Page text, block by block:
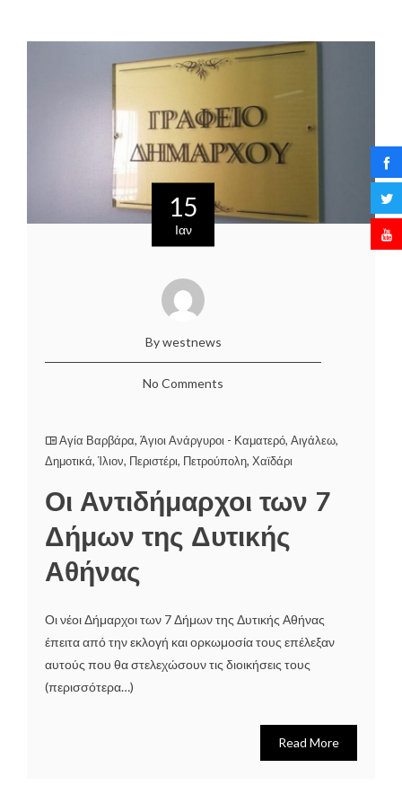
15
Ιαν
By westnews
No Comments
Αγία Βαρβάρα, Άγιοι Ανάργυροι - Καματερό, Αιγάλεω,
Δημοτικά, Ίλιον, Περιστέρι, Πετρούπολη, Χαϊδάρι
Οι Αντιδήμαρχοι των 7
Δήμων της Δυτικής
Αθήνας
Οι νέοι Δήμαρχοι των 7 Δήμων της Δυτικής Αθήνας
έπειτα από την εκλογή και ορκωμοσία τους επέλεξαν
αυτούς που θα στελεχώσουν τις διοικήσεις τους
(περισσότερα…)
Read More